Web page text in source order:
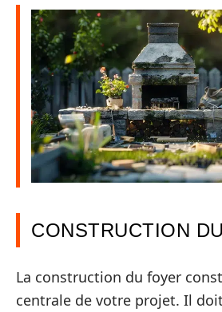
CONSTRUCTION
La construction du foyer
centrale de votre projet. Il